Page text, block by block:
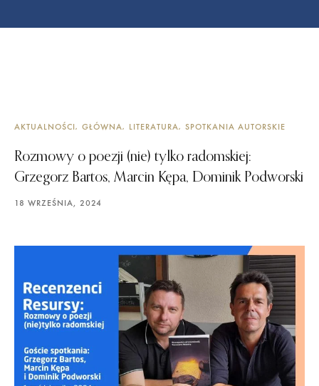
AKTUALNOŚCI GŁÓWNA LITERATURA SPOTKANIA AUTORSKIE
Rozmowy o poezji (nie) tylko radomskiej:
Grzegorz Bartos, Marcin Kępa, Dominik Podworski
18 WRZEŚNIA, 2024